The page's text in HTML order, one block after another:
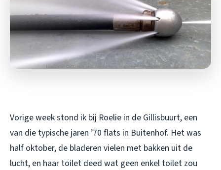
Vorige week stond ik bij Roelie in de Gillisbuurt, een
van die typische jaren ’70 flats in Buitenhof. Het was
half oktober, de bladeren vielen met bakken uit de
lucht, en haar toilet deed wat geen enkel toilet zou